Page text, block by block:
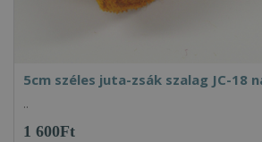
5cm széles juta-zsák szalag JC-18
..
1 600Ft